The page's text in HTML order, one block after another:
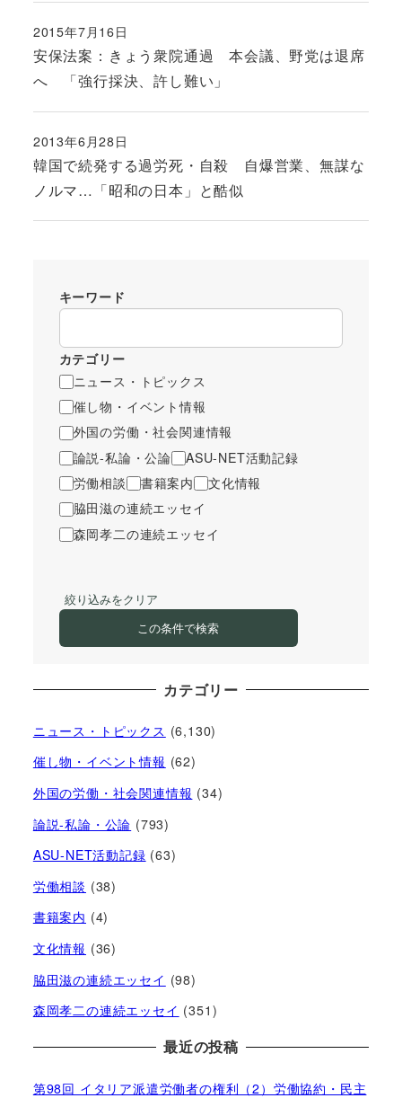
安保法案：きょう衆院通過 本会議、野党は退席
へ 「強行採決、許し難い」
投稿日
2015年7月16日
韓国で続発する過労死・自殺 自爆営業、無謀な
ノルマ…「昭和の日本」と酷似
投稿日
2013年6月28日
キーワード
カテゴリー
ニュース・トピックス
催し物・イベント情報
外国の労働・社会関連情報
論説-私論・公論
ASU-NET活動記録
労働相談
書籍案内
文化情報
脇田滋の連続エッセイ
森岡孝二の連続エッセイ
絞り込みをクリア
この条件で検索
カテゴリー
ニュース・トピックス (6,130)
催し物・イベント情報 (62)
外国の労働・社会関連情報 (34)
論説-私論・公論 (793)
ASU-NET活動記録 (63)
労働相談 (38)
書籍案内 (4)
文化情報 (36)
脇田滋の連続エッセイ (98)
森岡孝二の連続エッセイ (351)
最近の投稿
第98回 イタリア派遣労働者の権利（2）労働協約・民主